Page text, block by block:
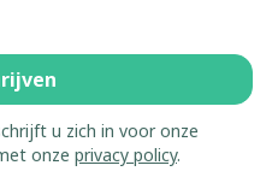
u zich in voor onze
onze privacy policy.